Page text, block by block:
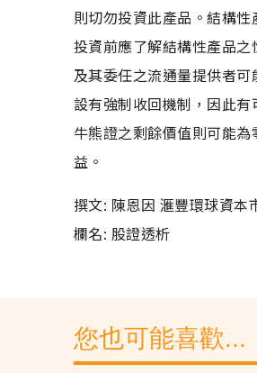
則切勿投資此產品。結構
投資前應了解結構性產品
及其委任之流通量提供者
設有強制收回機制，因此
牛熊證之剩餘價值則可能
益。
撰文: 陳恩因 滙豐環球資本
欄名: 股證透析
您也可能喜歡...